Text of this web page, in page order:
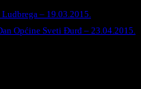
Ludbrega – 19.03.2015.
Općine Sveti Đurđ – 23.04.2015.